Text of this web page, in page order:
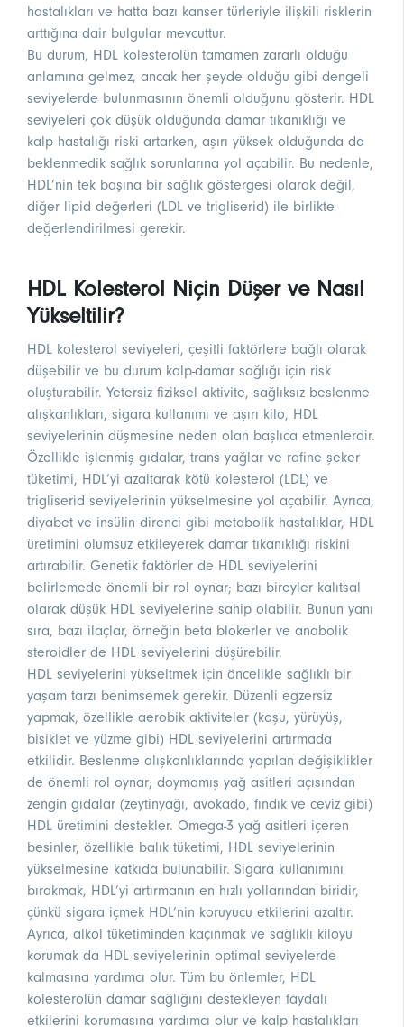
hastalıkları ve hatta bazı kanser türleriyle ilişkili risklerin
arttığına dair bulgular mevcuttur.
Bu durum, HDL kolesterolün tamamen zararlı olduğu
anlamına gelmez, ancak her şeyde olduğu gibi dengeli
seviyelerde bulunmasının önemli olduğunu gösterir. HDL
seviyeleri çok düşük olduğunda damar tıkanıklığı ve
kalp hastalığı riski artarken, aşırı yüksek olduğunda da
beklenmedik sağlık sorunlarına yol açabilir. Bu nedenle,
HDL’nin tek başına bir sağlık göstergesi olarak değil,
diğer lipid değerleri (LDL ve trigliserid) ile birlikte
değerlendirilmesi gerekir.
HDL Kolesterol Niçin Düşer ve Nasıl
Yükseltilir?
HDL kolesterol seviyeleri, çeşitli faktörlere bağlı olarak
düşebilir ve bu durum kalp-damar sağlığı için risk
oluşturabilir. Yetersiz fiziksel aktivite, sağlıksız beslenme
alışkanlıkları, sigara kullanımı ve aşırı kilo, HDL
seviyelerinin düşmesine neden olan başlıca etmenlerdir.
Özellikle işlenmiş gıdalar, trans yağlar ve rafine şeker
tüketimi, HDL’yi azaltarak kötü kolesterol (LDL) ve
trigliserid seviyelerinin yükselmesine yol açabilir. Ayrıca,
diyabet ve insülin direnci gibi metabolik hastalıklar, HDL
üretimini olumsuz etkileyerek damar tıkanıklığı riskini
artırabilir. Genetik faktörler de HDL seviyelerini
belirlemede önemli bir rol oynar; bazı bireyler kalıtsal
olarak düşük HDL seviyelerine sahip olabilir. Bunun yanı
sıra, bazı ilaçlar, örneğin beta blokerler ve anabolik
steroidler de HDL seviyelerini düşürebilir.
HDL seviyelerini yükseltmek için öncelikle sağlıklı bir
yaşam tarzı benimsemek gerekir. Düzenli egzersiz
yapmak, özellikle aerobik aktiviteler (koşu, yürüyüş,
bisiklet ve yüzme gibi) HDL seviyelerini artırmada
etkilidir. Beslenme alışkanlıklarında yapılan değişiklikler
de önemli rol oynar; doymamış yağ asitleri açısından
zengin gıdalar (zeytinyağı, avokado, fındık ve ceviz gibi)
HDL üretimini destekler. Omega-3 yağ asitleri içeren
besinler, özellikle balık tüketimi, HDL seviyelerinin
yükselmesine katkıda bulunabilir. Sigara kullanımını
bırakmak, HDL’yi artırmanın en hızlı yollarından biridir,
çünkü sigara içmek HDL’nin koruyucu etkilerini azaltır.
Ayrıca, alkol tüketiminden kaçınmak ve sağlıklı kiloyu
korumak da HDL seviyelerinin optimal seviyelerde
kalmasına yardımcı olur. Tüm bu önlemler, HDL
kolesterolün damar sağlığını destekleyen faydalı
etkilerini korumasına yardımcı olur ve kalp hastalıkları